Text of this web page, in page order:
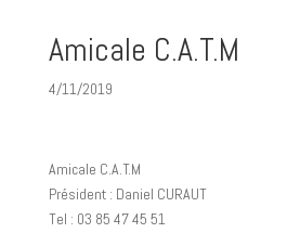
Amicale C.A.T.M
4/11/2019
Amicale C.A.T.M
Président : Daniel CURAUT
Tel : 03 85 47 45 51